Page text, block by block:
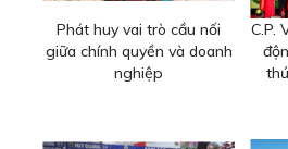
Phát huy vai trò cầu nối
giữa chính quyền và doanh
nghiệp
C.P.